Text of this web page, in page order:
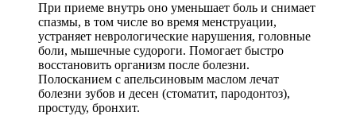
При приеме внутрь оно уменьшает боль и снимает
спазмы, в том числе во время менструации,
устраняет неврологические нарушения, головные
боли, мышечные судороги. Помогает быстро
восстановить организм после болезни.
Полосканием с апельсиновым маслом лечат
болезни зубов и десен (стоматит, пародонтоз),
простуду, бронхит.